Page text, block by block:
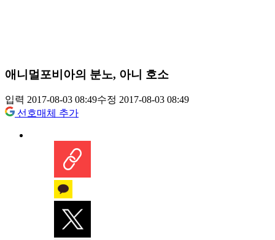
애니멀포비아의 분노, 아니 호소
입력 2017-08-03 08:49수정 2017-08-03 08:49
선호매체 추가